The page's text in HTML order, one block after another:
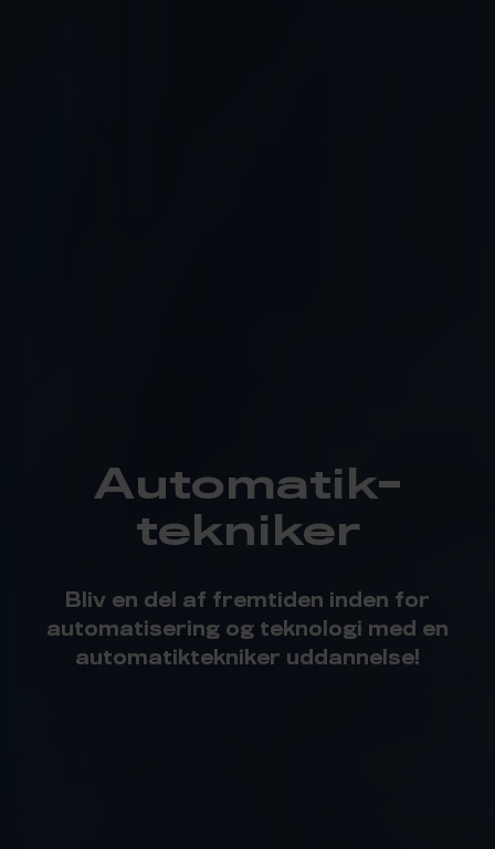
Automatik­
tekniker
Bliv en del af fremtiden inden for
automatisering og teknologi med en
automatiktekniker uddannelse!